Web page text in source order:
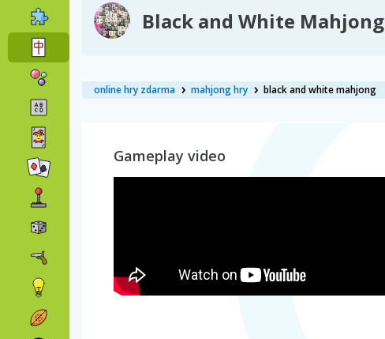
Black and White Mahjong
online hry zdarma mahjong hry black and white mahjong
Gameplay video